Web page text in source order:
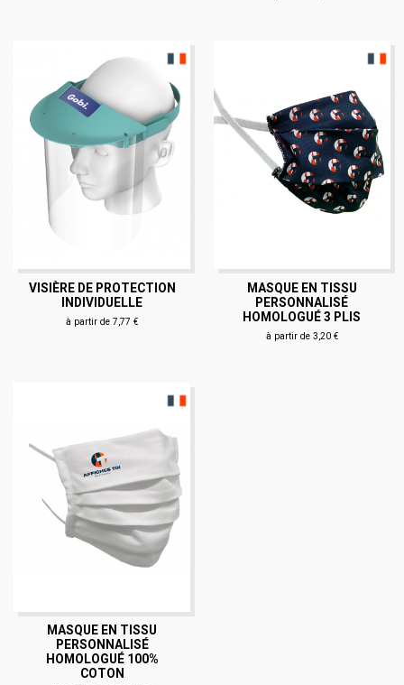
VISIÈRE DE PROTECTION
INDIVIDUELLE
à partir de 7,77 €
MASQUE EN TISSU
PERSONNALISÉ
HOMOLOGUÉ 3 PLIS
à partir de 3,20 €
MASQUE EN TISSU
PERSONNALISÉ
HOMOLOGUÉ 100%
COTON